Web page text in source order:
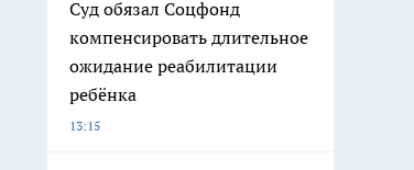
Суд обязал Соцфонд
компенсировать длительное
ожидание реабилитации
ребёнка
13:15